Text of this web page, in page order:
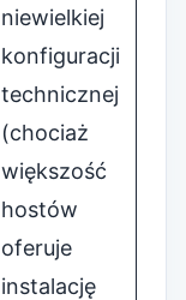
niewielkiej
konfiguracji
technicznej
(chociaż
większość
hostów
oferuje
instalację